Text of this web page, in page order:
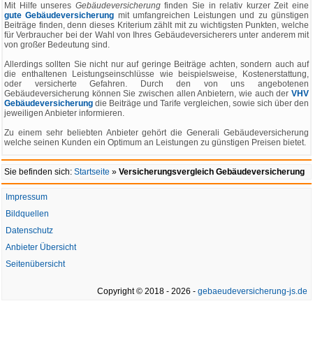
Mit Hilfe unseres Gebäudeversicherungfinden Sie in relativ kurzer Zeit eine
gute Gebäudeversicherung mit umfangreichen Leistungen und zu günstigen
Beiträge finden, denn dieses Kriterium zählt mit zu wichtigsten Punkten, welche
für Verbraucher bei der Wahl von Ihres Gebäudeversicherers unter anderem mit
von großer Bedeutung sind.
Allerdings sollten Sie nicht nur auf geringe Beiträge achten, sondern auch auf
die enthaltenen Leistungseinschlüsse wie beispielsweise, Kostenerstattung,
oder versicherte Gefahren. Durch den von uns angebotenen
Gebäudeversicherung können Sie zwischen allen Anbietern, wie auch der VHV
Gebäudeversicherung die Beiträge und Tarife vergleichen, sowie sich über den
jeweiligen Anbieter informieren.
Zu einem sehr beliebten Anbieter gehört die Generali Gebäudeversicherung
welche seinen Kunden ein Optimum an Leistungen zu günstigen Preisen bietet.
Sie befinden sich: Startseite » Versicherungsvergleich Gebäudeversicherung
Impressum
Bildquellen
Datenschutz
Anbieter Übersicht
Seitenübersicht
Copyright © 2018 - 2026 - gebaeudeversicherung-js.de